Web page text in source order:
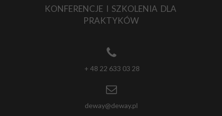
+ 48 22 633 03 28
deway@deway.pl
KONFERENCJE I SZKOLENIA DLA
PRAKTYKÓW